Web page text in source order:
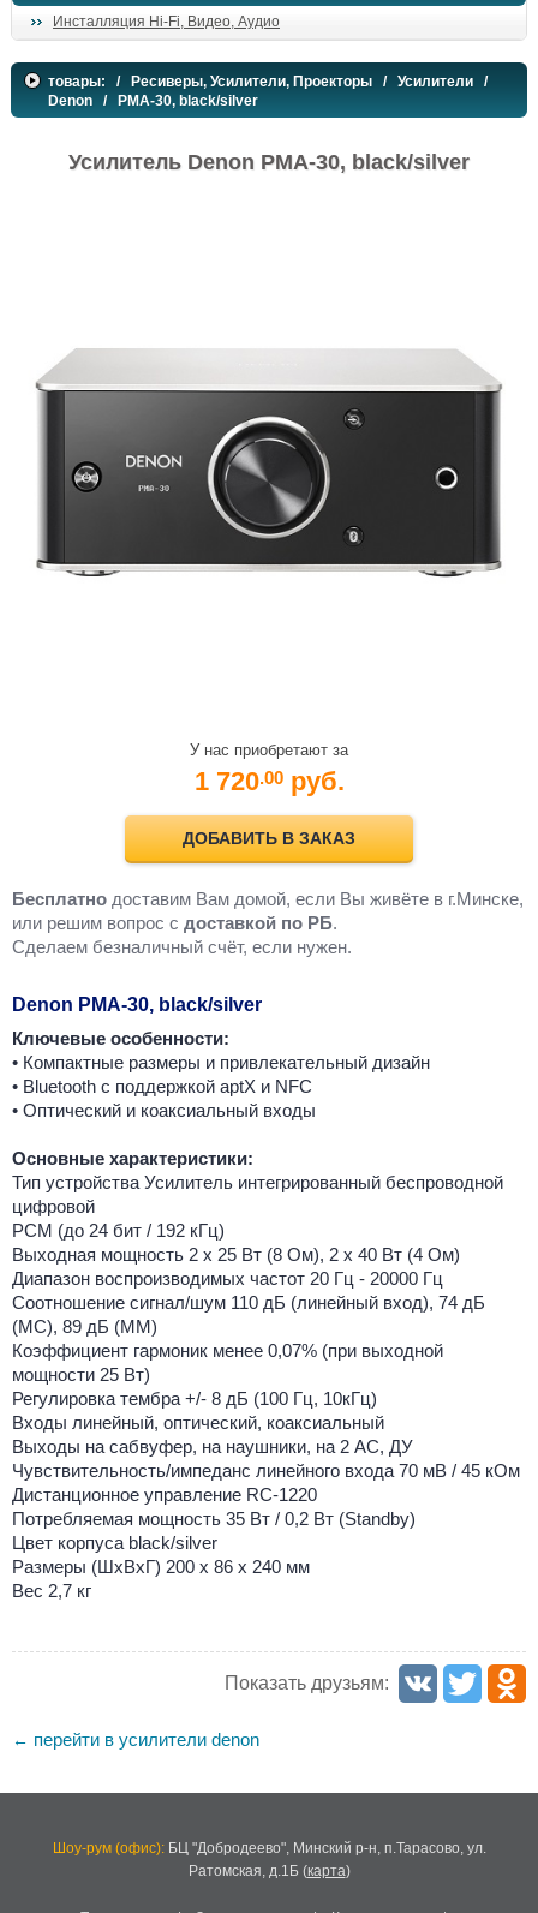
Инсталляция Hi-Fi, Видео, Аудио
товары: / Ресиверы, Усилители, Проекторы / Усилители /
Denon
/ PMA-30, black/silver
Усилитель Denon PMA-30, black/silver
У нас приобретают за
1 720.00 руб.
ДОБАВИТЬ В ЗАКАЗ
Бесплатно доставим Вам домой, если Вы живёте в г.Минске,
или решим вопрос с доставкой по РБ.
Cделаем безналичный счёт, если нужен.
Denon PMA-30, black/silver
Ключевые особенности:
• Компактные размеры и привлекательный дизайн
• Bluetooth с поддержкой aptX и NFC
• Оптический и коаксиальный входы
Основные характеристики:
Тип устройства Усилитель интегрированный беспроводной
цифровой
PCM (до 24 бит / 192 кГц)
Выходная мощность 2 х 25 Вт (8 Ом), 2 х 40 Вт (4 Ом)
Диапазон воспроизводимых частот 20 Гц - 20000 Гц
Соотношение сигнал/шум 110 дБ (линейный вход), 74 дБ
(МС), 89 дБ (ММ)
Коэффициент гармоник менее 0,07% (при выходной
мощности 25 Вт)
Регулировка тембра +/- 8 дБ (100 Гц, 10кГц)
Входы линейный, оптический, коаксиальный
Выходы на сабвуфер, на наушники, на 2 АС, ДУ
Чувствительность/импеданс линейного входа 70 мВ / 45 кОм
Дистанционное управление RC-1220
Потребляемая мощность 35 Вт / 0,2 Вт (Standby)
Цвет корпуса black/silver
Размеры (ШхВхГ) 200 x 86 x 240 мм
Вес 2,7 кг
Показать друзьям:
← перейти в усилители denon
Шоу-рум (офис):БЦ "Добродеево", Минский р-н, п.Тарасово, ул.
Ратомская, д.1Б(карта)